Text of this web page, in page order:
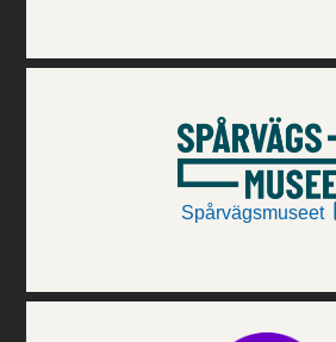
Spårvägsmuseet